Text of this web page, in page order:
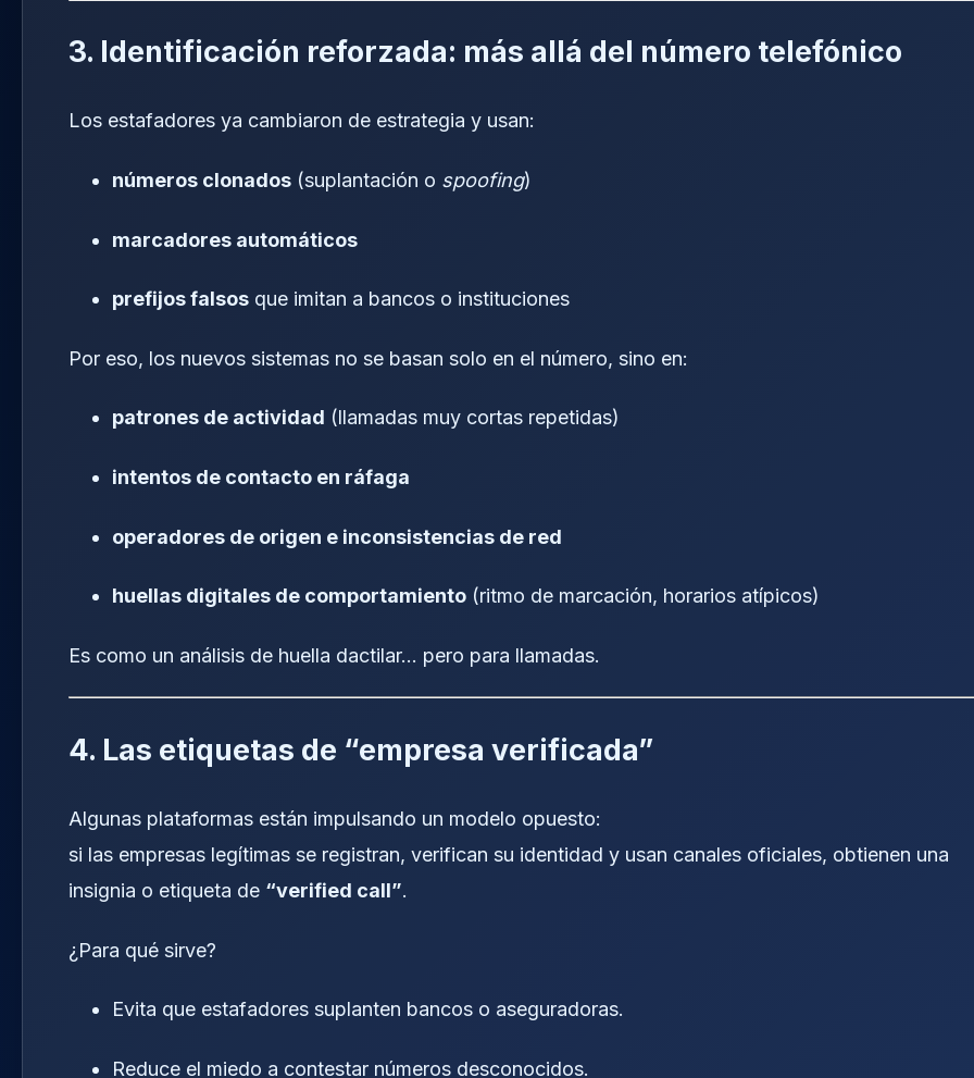
3. Identificación reforzada: más allá del número telefónico
Los estafadores ya cambiaron de estrategia y usan:
números clonados (suplantación o spoofing)
marcadores automáticos
prefijos falsos que imitan a bancos o instituciones
Por eso, los nuevos sistemas no se basan solo en el número, sino en:
patrones de actividad (llamadas muy cortas repetidas)
intentos de contacto en ráfaga
operadores de origen e inconsistencias de red
huellas digitales de comportamiento (ritmo de marcación, horarios atípicos)
Es como un análisis de huella dactilar… pero para llamadas.
4. Las etiquetas de “empresa verificada”
Algunas plataformas están impulsando un modelo opuesto:
si las empresas legítimas se registran, verifican su identidad y usan canales oficiales, obtienen una
insignia o etiqueta de “verified call”.
¿Para qué sirve?
Evita que estafadores suplanten bancos o aseguradoras.
Reduce el miedo a contestar números desconocidos.